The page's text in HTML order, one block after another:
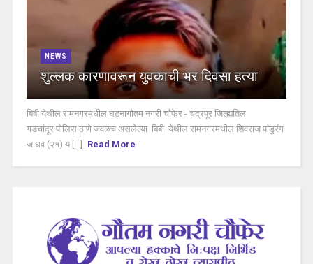
NEWS
शुल्लक कारणावरून युवकाची भर दिवसा हत्या
बिबी येथील रामनगरमधील घटनागौतम नगरी चौफेर - चंद्रपूर जिल्ह्यतिल
गडचांदूर पोलिस ठाणे जवळच असलेल्या बिबी येथील रामनगरमधील शिवराज पांडुरंग
जाधव (२१) य [...]
Read More